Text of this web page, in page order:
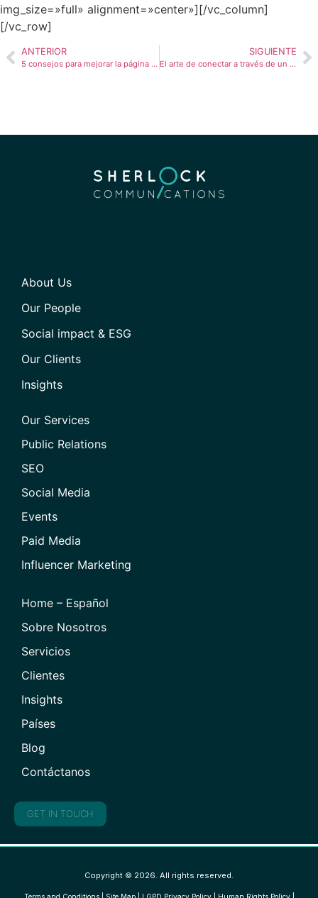
img_size=»full» alignment=»center»][/vc_column]
[/vc_row]
ANTERIOR
5 consejos para mejorar la página de su negocio en redes sociales
SIGUIENTE
El arte de conectar a través de un sitio web bueno
About Us
Our People
Social impact & ESG
Our Clients
Insights
Our Services
Public Relations
SEO
Social Media
Events
Paid Media
Influencer Marketing
Home – Español
Sobre Nosotros
Servicios
Clientes
Insights
Países
Blog
Contáctanos
GET IN TOUCH
Copyright © 2026. All rights reserved.